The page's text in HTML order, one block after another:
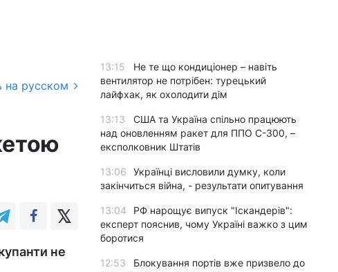
на русском
не
13:15
Не те що кондиціонер – навіть
вентилятор не потрібен: турецький
лайфхак, як охолодити дім
13:13
США та Україна спільно працюють
над оновленням ракет для ППО С-300, –
експолковник Штатів
13:06
Українці висловили думку, коли
закінчиться війна, - результати опитування
13:04
РФ нарощує випуск "Іскандерів":
експерт пояснив, чому Україні важко з цим
боротися
12:53
Блокування портів вже призвело до